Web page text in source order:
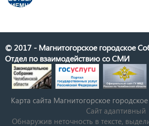
© 2017 - Магнитогорское городское
Отдел по взаимодействию со СМИ
Карта сайта Магнитогорское
Сайт адаптивный
Обнаружив неточность в тексте,